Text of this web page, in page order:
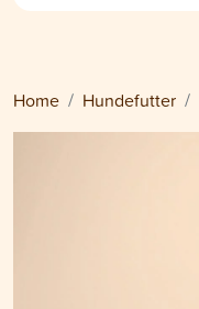
Home Hundefutter